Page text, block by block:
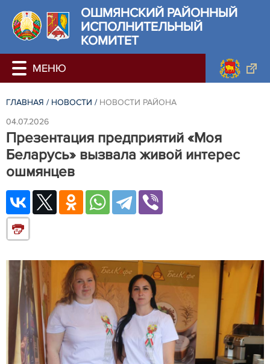
ОШМЯНСКИЙ РАЙОННЫЙ
ИСПОЛНИТЕЛЬНЫЙ
КОМИТЕТ
ГЛАВНАЯ / НОВОСТИ / НОВОСТИ РАЙОНА
04.07.2026
Презентация предприятий «Моя
Беларусь» вызвала живой интерес
ошмянцев